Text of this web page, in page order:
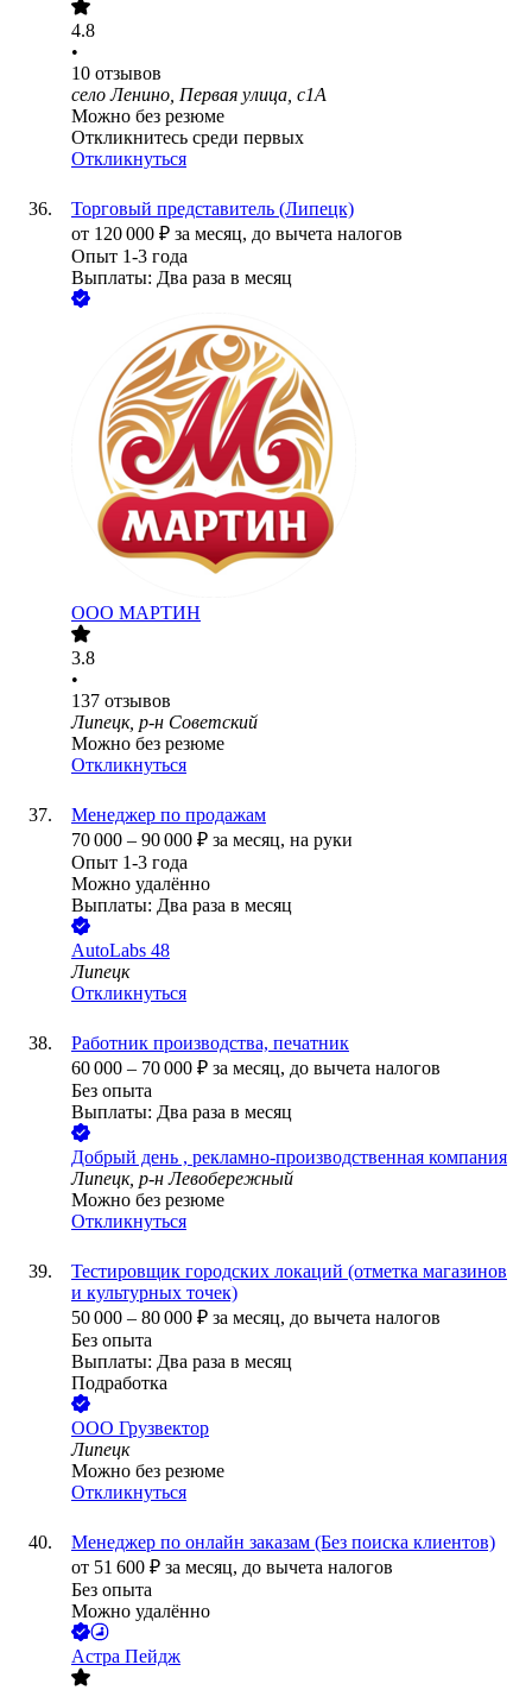
4.8
•
10 отзывов
село Ленино, Первая улица, с1А
Можно без резюме
Откликнитесь среди первых
Откликнуться
Торговый представитель (Липецк)
от 120 000 ₽ за месяц, до вычета налогов
Опыт 1-3 года
Выплаты: Два раза в месяц
ООО МАРТИН
3.8
•
137 отзывов
Липецк, р-н Советский
Можно без резюме
Откликнуться
Менеджер по продажам
70 000 – 90 000 ₽ за месяц, на руки
Опыт 1-3 года
Можно удалённо
Выплаты: Два раза в месяц
AutoLabs 48
Липецк
Откликнуться
Работник производства, печатник
60 000 – 70 000 ₽ за месяц, до вычета налогов
Без опыта
Выплаты: Два раза в месяц
Добрый день , рекламно-производственная компания
Липецк, р-н Левобережный
Можно без резюме
Откликнуться
Тестировщик городских локаций (отметка магазинов
и культурных точек)
50 000 – 80 000 ₽ за месяц, до вычета налогов
Без опыта
Выплаты: Два раза в месяц
Подработка
ООО Грузвектор
Липецк
Можно без резюме
Откликнуться
Менеджер по онлайн заказам (Без поиска клиентов)
от 51 600 ₽ за месяц, до вычета налогов
Без опыта
Можно удалённо
Астра Пейдж